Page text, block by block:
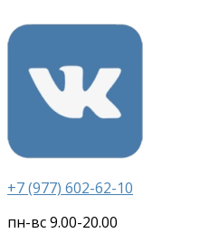
+7 (977) 602-62-10
пн-вс 9.00-20.00